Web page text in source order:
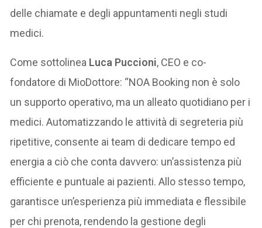
delle chiamate e degli appuntamenti negli studi
medici.
Come sottolinea Luca Puccioni, CEO e co-
fondatore di MioDottore: “NOA Booking non è solo
un supporto operativo, ma un alleato quotidiano per i
medici. Automatizzando le attività di segreteria più
ripetitive, consente ai team di dedicare tempo ed
energia a ciò che conta davvero: un’assistenza più
efficiente e puntuale ai pazienti. Allo stesso tempo,
garantisce un’esperienza più immediata e flessibile
per chi prenota, rendendo la gestione degli